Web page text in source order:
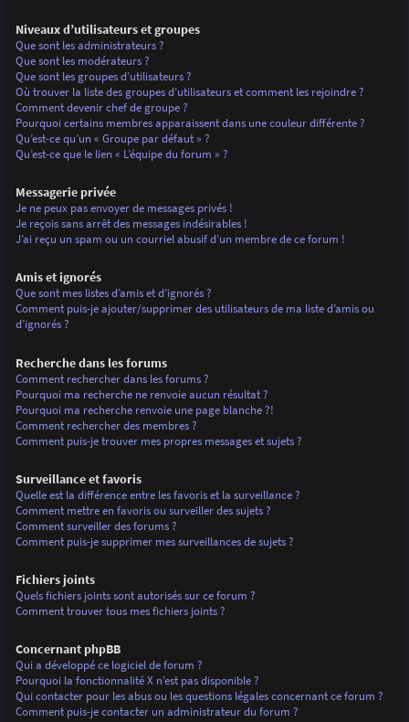
Niveaux d’utilisateurs et groupes
Que sont les administrateurs ?
Que sont les modérateurs ?
Que sont les groupes d’utilisateurs ?
Où trouver la liste des groupes d’utilisateurs et comment les rejoindre ?
Comment devenir chef de groupe ?
Pourquoi certains membres apparaissent dans une couleur différente ?
Qu’est-ce qu’un « Groupe par défaut » ?
Qu’est-ce que le lien « L’équipe du forum » ?
Messagerie privée
Je ne peux pas envoyer de messages privés !
Je reçois sans arrêt des messages indésirables !
J’ai reçu un spam ou un courriel abusif d’un membre de ce forum !
Amis et ignorés
Que sont mes listes d’amis et d’ignorés ?
Comment puis-je ajouter/supprimer des utilisateurs de ma liste d’amis ou
d’ignorés ?
Recherche dans les forums
Comment rechercher dans les forums ?
Pourquoi ma recherche ne renvoie aucun résultat ?
Pourquoi ma recherche renvoie une page blanche ?!
Comment rechercher des membres ?
Comment puis-je trouver mes propres messages et sujets ?
Surveillance et favoris
Quelle est la différence entre les favoris et la surveillance ?
Comment mettre en favoris ou surveiller des sujets ?
Comment surveiller des forums ?
Comment puis-je supprimer mes surveillances de sujets ?
Fichiers joints
Quels fichiers joints sont autorisés sur ce forum ?
Comment trouver tous mes fichiers joints ?
Concernant phpBB
Qui a développé ce logiciel de forum ?
Pourquoi la fonctionnalité X n’est pas disponible ?
Qui contacter pour les abus ou les questions légales concernant ce forum ?
Comment puis-je contacter un administrateur du forum ?